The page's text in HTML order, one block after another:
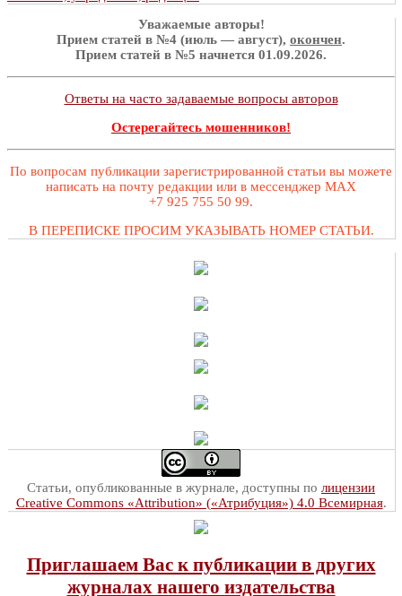
Уважаемые авторы!
Прием статей в №4 (июль — август), окончен.
Прием статей в №5 начнется 01.09.2026.
Ответы на часто задаваемые вопросы авторов
Остерегайтесь мошенников!
По вопросам публикации зарегистрированной статьи вы можете
написать на почту редакции или в мессенджер MAX
+7 925 755 50 99.
В ПЕРЕПИСКЕ ПРОСИМ УКАЗЫВАТЬ НОМЕР СТАТЬИ.
Статьи, опубликованные в журнале, доступны по лицензии
Creative Commons «Attribution» («Атрибуция») 4.0 Всемирная.
Приглашаем Вас к публикации в других
журналах нашего издательства